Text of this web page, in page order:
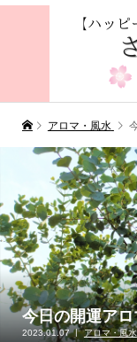
アロマ・風水
今日の開運ア
2023.01.07 アロマ・風水